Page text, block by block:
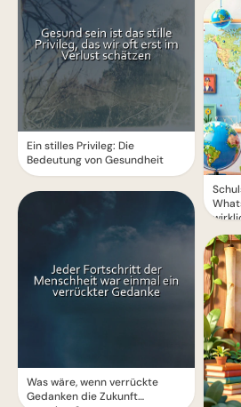
Ein stilles Privileg: Die
Bedeutung von Gesundheit
Was wäre, wenn verrückte
Gedanken die Zukunft